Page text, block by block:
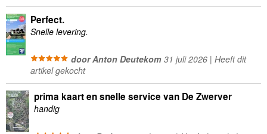
Perfect.
Snelle levering.
door Anton Deutekom31 juli 2026 | Heeft dit
artikel gekocht
prima kaart en snelle service van De Zwerver
handig